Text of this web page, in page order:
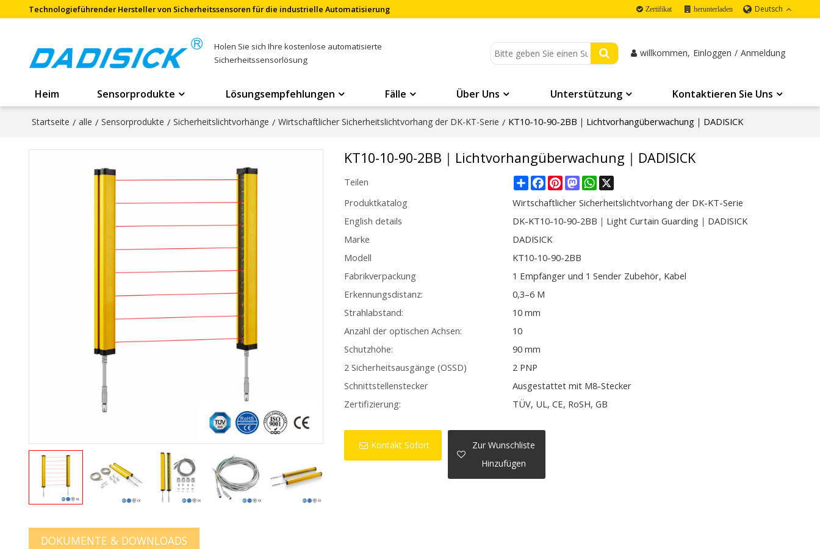
Technologieführender Hersteller von Sicherheitssensoren für die industrielle Automatisierung Zertifikat herunterladen Deutsch
Holen Sie sich Ihre kostenlose automatisierte
Sicherheitssensorlösung
willkommen, Einloggen / Anmeldung
Heim Sensorprodukte Lösungsempfehlungen Fälle Über Uns Unterstützung Kontaktieren Sie Uns
Startseite / alle / Sensorprodukte / Sicherheitslichtvorhänge / Wirtschaftlicher Sicherheitslichtvorhang der DK-KT-Serie / KT10-10-90-2BB｜Lichtvorhangüberwachung｜DADISICK
KT10-10-90-2BB｜Lichtvorhangüberwachung｜DADISICK
Teilen ShareFacebook
PinterestMastodonWhatsApp
Produktkatalog
Wirtschaftlicher Sicherheitslichtvorhang der DK-KT-Serie
English details
DK-KT10-10-90-2BB｜Light Curtain Guarding｜DADISICK
Marke
DADISICK
Modell
KT10-10-90-2BB
Fabrikverpackung
1 Empfänger und 1 Sender Zubehör, Kabel
Erkennungsdistanz:
0,3–6 M
Strahlabstand:
10 mm
Anzahl der optischen Achsen:
10
Schutzhöhe:
90 mm
2 Sicherheitsausgänge (OSSD)
2 PNP
Schnittstellenstecker
Ausgestattet mit M8-Stecker
Zertifizierung:
TÜV, UL, CE, RoSH, GB
Kontakt Sofort
Zur Wunschliste
Hinzufügen
DOKUMENTE & DOWNLOADS